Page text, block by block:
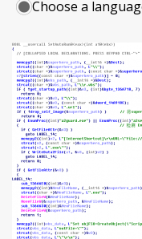
Choose a